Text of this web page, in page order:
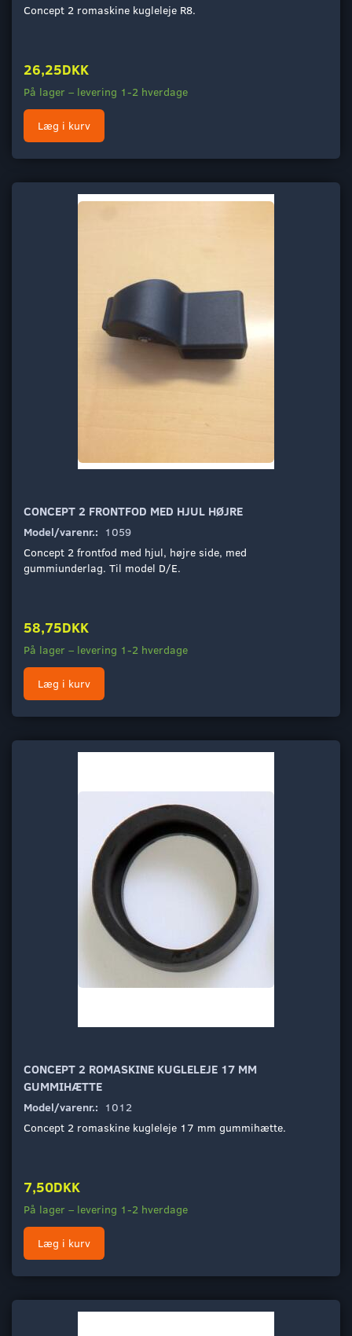
Concept 2 romaskine kugleleje R8.
26,25DKK
På lager – levering 1-2 hverdage
Læg i kurv
CONCEPT 2 FRONTFOD MED HJUL HØJRE
Model/varenr.: 1059
Concept 2 frontfod med hjul, højre side, med
gummiunderlag. Til model D/E.
58,75DKK
På lager – levering 1-2 hverdage
Læg i kurv
CONCEPT 2 ROMASKINE KUGLELEJE 17 MM
GUMMIHÆTTE
Model/varenr.: 1012
Concept 2 romaskine kugleleje 17 mm gummihætte.
7,50DKK
På lager – levering 1-2 hverdage
Læg i kurv